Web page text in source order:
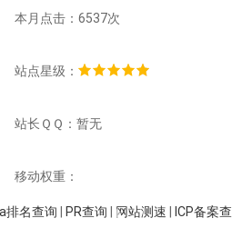
本月点击：6537次
站点星级：
站长ＱＱ：暂无
移动权重：
排名查询 PR查询 网站测速 ICP备案